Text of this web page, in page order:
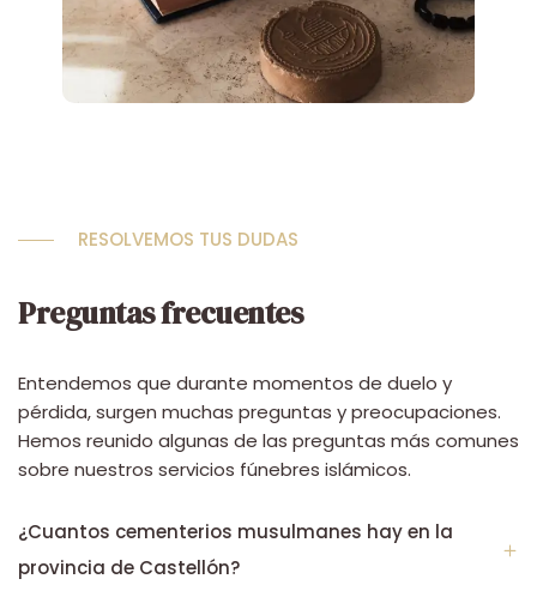
RESOLVEMOS TUS DUDAS
Preguntas frecuentes
Entendemos que durante momentos de duelo y
pérdida, surgen muchas preguntas y preocupaciones.
Hemos reunido algunas de las preguntas más comunes
sobre nuestros servicios fúnebres islámicos.
¿Cuantos cementerios musulmanes hay en la
provincia de Castellón?